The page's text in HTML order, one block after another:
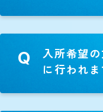
Q
入所希望
に行われま